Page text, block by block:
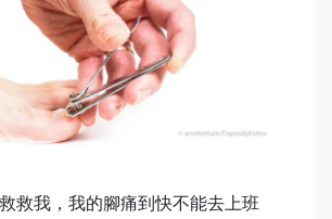
救救我，我的腳痛到快不能去上班